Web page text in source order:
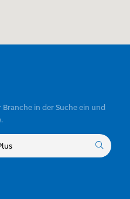
in der Suche ein und